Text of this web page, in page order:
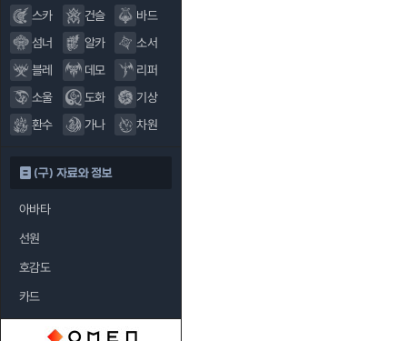
스카
건슬
바드
섬너
알카
소서
블레
데모
리퍼
소울
도화
기상
환수
가나 차원
(구) 자료와 정보
아바타
선원
호감도
카드